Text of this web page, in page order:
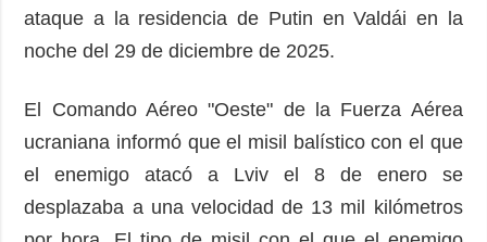
ataque a la residencia de Putin en Valdái en la
noche del 29 de diciembre de 2025.
El Comando Aéreo "Oeste" de la Fuerza Aérea
ucraniana informó que el misil balístico con el que
el enemigo atacó a Lviv el 8 de enero se
desplazaba a una velocidad de 13 mil kilómetros